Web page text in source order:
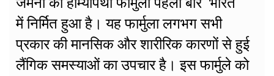
में निर्मित हुआ है। यह फार्मुला लगभग सभी
प्रकार की मानसिक और शारीरिक कारणों से हुई
लैंगिक समस्याओं का उपचार है। इस फार्मुले को